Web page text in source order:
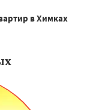
в Химках